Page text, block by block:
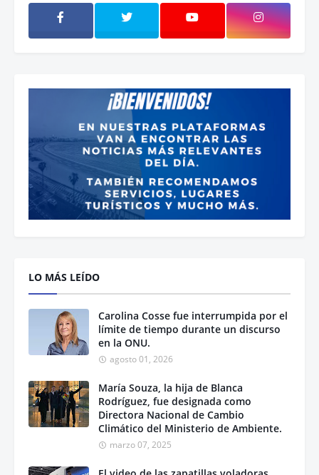
LO MÁS LEÍDO
Carolina Cosse fue interrumpida por el
límite de tiempo durante un discurso
en la ONU.
agosto 01, 2026
María Souza, la hija de Blanca
Rodríguez, fue designada como
Directora Nacional de Cambio
Climático del Ministerio de Ambiente.
marzo 07, 2025